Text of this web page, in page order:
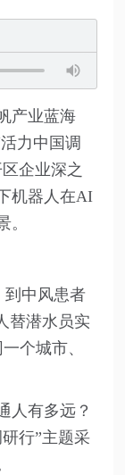
产业蓝海
力中国调
企业深之
机器人在AI
。
到中风患者
替潜水员实
个城市、
人有多远？
行”主题采